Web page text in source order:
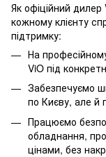
Як офіційний дилер
кожному клієнту
підтримку:
На
ViO під
Забезпечуємо
по Києву, але й
Працюємо
обладнання,
цінами, без